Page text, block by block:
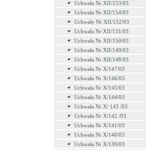
Uchwała Nr XII/153/03
Uchwała Nr XII/154/03
Uchwały Nr XII/152/03
Uchwała Nr XII/151/03
Uchwała Nr XII/150/03
Uchwała Nr XII/149/03
Uchwała Nr XII/148/03
Uchwała Nr X/147/03
Uchwała Nr X/146/03
Uchwała Nr X/145/03
Uchwała Nr X/144/03
Uchwała Nr X/ 143 /03
Uchwała Nr X/142 /03
Uchwała Nr X/141/03
Uchwała Nr X/140/03
Uchwała Nr X/139/03